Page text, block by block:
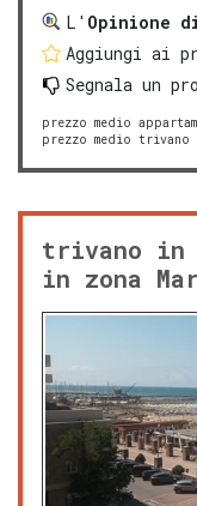
L' Opinione
Aggiungi ai
Segnala un
prezzo medio
prezzo medio trivano
trivano in
in zona